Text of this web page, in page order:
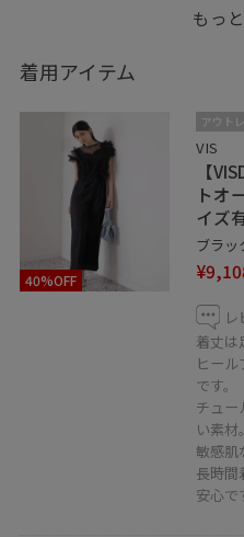
身内や親しい友人の披露宴
ュアルでも、実際参列して
のでおすすめです◎
少しでもいいなと思って
登録・フォローをお願いし
Instagramには私服など色ん
すので、お気軽にご覧下さい!
もっ
着用アイテム
40%OFF
アウト
VIS
【
トオ
イズ有
ブラッ
着丈は
ヒー
です。
チュー
い素材。
敏感肌
長時間
安心で